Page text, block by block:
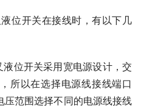
位开关在接线时，有以下几
位开关采用宽电源设计，交
所以在选择电源线接线端口
压范围选择不同的电源线接线